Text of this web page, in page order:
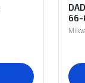
66-